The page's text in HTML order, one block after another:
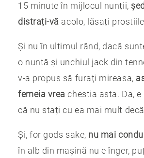
15 minute în mijlocul nunții,
distrați-vă acolo, lăsați
Și nu în ultimul rând, dacă
o nuntă și unchiul jack din
v-a propus să furați mireasa,
femeia vrea chestia asta. Da,
că nu stați cu ea mai mult
Și, for gods sake, nu mai
în alb din mașină nu e înger,